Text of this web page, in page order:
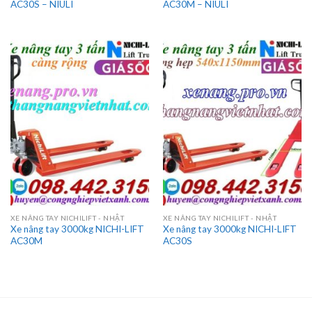
AC30S – NIULI
AC30M – NIULI
XE NÂNG TAY NICHILIFT - NHẬT
Xe nâng tay 3000kg NICHI-LIFT
AC30M
XE NÂNG TAY NICHILIFT - NHẬT
Xe nâng tay 3000kg NICHI-LIFT
AC30S